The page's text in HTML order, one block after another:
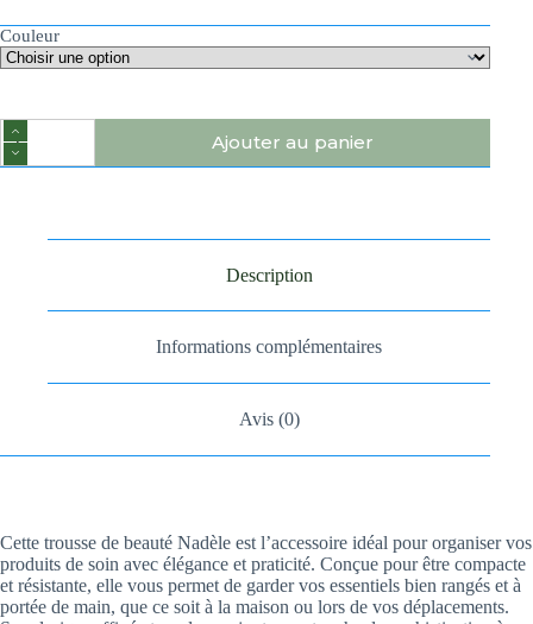
Couleur
Ajouter au panier
Description
Informations complémentaires
Avis (0)
Cette trousse de beauté Nadèle est l’accessoire idéal pour organiser vos
produits de soin avec élégance et praticité. Conçue pour être compacte
et résistante, elle vous permet de garder vos essentiels bien rangés et à
portée de main, que ce soit à la maison ou lors de vos déplacements.